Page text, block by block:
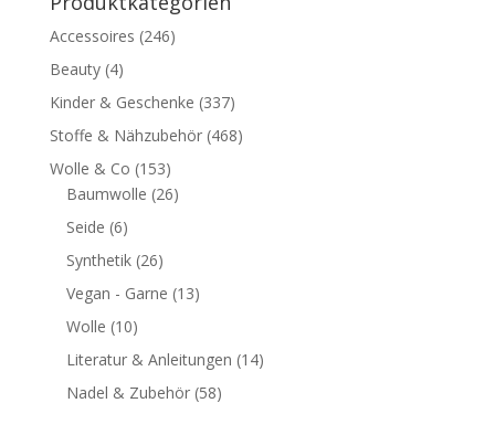
Accessoires (246)
Beauty (4)
Kinder & Geschenke (337)
Stoffe & Nähzubehör (468)
Wolle & Co (153)
Baumwolle (26)
Seide (6)
Synthetik (26)
Vegan - Garne (13)
Wolle (10)
Literatur & Anleitungen (14)
Nadel & Zubehör (58)